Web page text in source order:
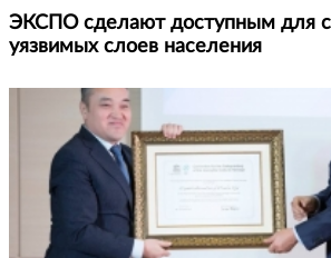
ЭКСПО сделают доступным для
уязвимых слоев населения